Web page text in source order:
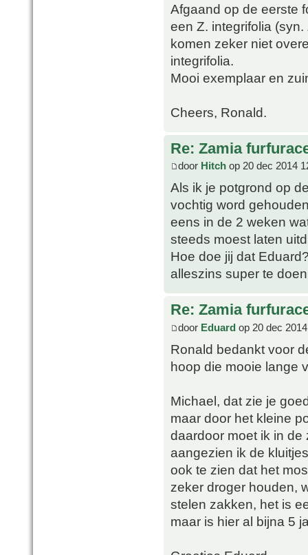
Afgaand op de eerste
een Z. integrifolia
komen zeker niet
integrifolia.
Mooi exemplaar en
Cheers, Ronald.
Re: Zamia
door Hitch op 20 dec 2014
Als ik je potgrond op
vochtig word
eens in de 2 weken
steeds moest laten
Hoe doe jij dat
alleszins super te
Re: Zamia
door Eduard op 20 dec
Ronald bedankt voor
hoop die mooie lange
Michael, dat zie je
maar door het kleine
daardoor moet ik in
aangezien ik de
ook te zien dat het
zeker droger houden,
stelen zakken, het is
maar is hier al bijna 5